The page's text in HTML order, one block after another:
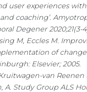
user experiences with
coaching’.
Degener 2020;21(3-
M, Eccles M.
of
Elsevier; 2005.
van Reenen
A. Study Group ALS